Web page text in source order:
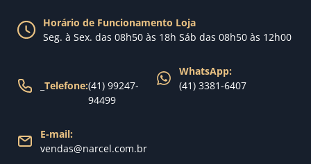
Nossa loja
Política de Trocas
Política de Entrega
Horário de Funcionamento Loja
Seg. à Sex. das 08h50 às 18h Sáb das 08h50 às 12h00
Telefone:(41) 99247-
94499
WhatsApp:
(41) 3381-6407
E-mail:
vendas@narcel.com.br